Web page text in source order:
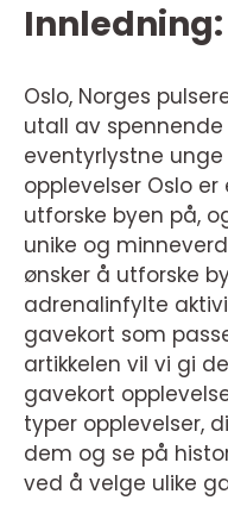
Innledning:
Oslo, Norges
utall av
eventyrlystne unge
opplevelser Oslo
utforske byen på,
unike og
ønsker å utforske
adrenalinfylte
gavekort som
artikkelen vil vi gi
gavekort
typer opplevelser,
dem og se på
ved å velge ulike